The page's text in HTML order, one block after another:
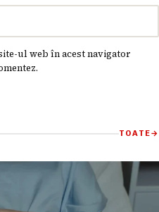
ul web în acest navigator
TOATE→